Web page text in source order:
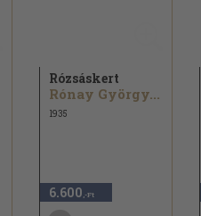
Rózsáskert
Rónay György...
1935
6.600 ,-Ft